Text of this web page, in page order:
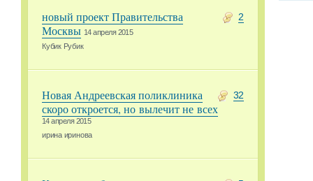
2
новый проект Правительства
Москвы 14 апреля 2015
Кубик Рубик
32
Новая Андреевская поликлиника
скоро откроется, но вылечит не всех
14 апреля 2015
ирина иринова